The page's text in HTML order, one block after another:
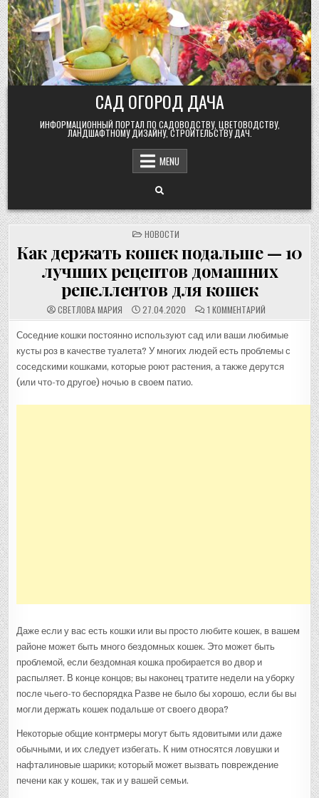
Skip
to
content
САД ОГОРОД ДАЧА
ИНФОРМАЦИОННЫЙ ПОРТАЛ ПО САДОВОДСТВУ, ЦВЕТОВОДСТВУ,
ЛАНДШАФТНОМУ ДИЗАЙНУ, СТРОИТЕЛЬСТВУ ДАЧ.
MENU
POSTED
IN
НОВОСТИ
Как держать кошек подальше — 10
лучших рецептов домашних
репеллентов для кошек
СВЕТЛОВА МАРИЯ 27.04.2020 1 КОММЕНТАРИЙК
ЗАПИСИ
ДЕРЖАТЬ
ПОДАЛЬШЕ
10
РЕПЕЛЛЕНТОВ
Соседние кошки постоянно используют сад или ваши любимые
кусты роз в качестве туалета? У многих людей есть проблемы с
соседскими кошками, которые роют растения, а также дерутся
(или что-то другое) ночью в своем патио.
Даже если у вас есть кошки или вы просто любите кошек, в вашем
районе может быть много бездомных кошек. Это может быть
проблемой, если бездомная кошка пробирается во двор и
распыляет. В конце концов; вы наконец тратите недели на уборку
после чьего-то беспорядка Разве не было бы хорошо, если бы вы
могли держать кошек подальше от своего двора?
Некоторые общие контрмеры могут быть ядовитыми или даже
обычными, и их следует избегать. К ним относятся ловушки и
нафталиновые шарики; который может вызвать повреждение
печени как у кошек, так и у вашей семьи.